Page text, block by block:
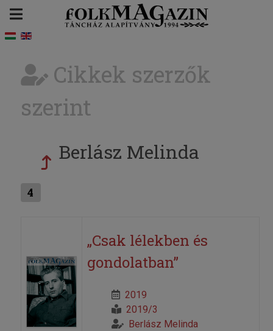
Cikkek szerzők
szerint
Berlász Melinda
4
„Csak lélekben és
gondolatban”
2019
2019/3
Berlász Melinda